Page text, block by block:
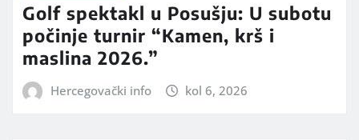
Golf spektakl u Posušju: U subotu
počinje turnir “Kamen, krš i
maslina 2026.”
Hercegovački info kol 6, 2026